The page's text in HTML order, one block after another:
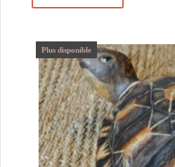
Plus disponible